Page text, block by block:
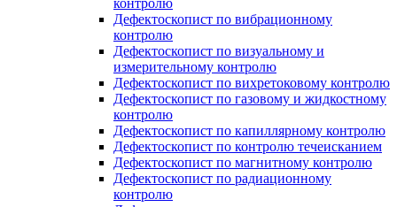
контролю
Дефектоскопист по вибрационному
контролю
Дефектоскопист по визуальному и
измерительному контролю
Дефектоскопист по вихретоковому контролю
Дефектоскопист по газовому и жидкостному
контролю
Дефектоскопист по капиллярному контролю
Дефектоскопист по контролю течеисканием
Дефектоскопист по магнитному контролю
Дефектоскопист по радиационному
контролю